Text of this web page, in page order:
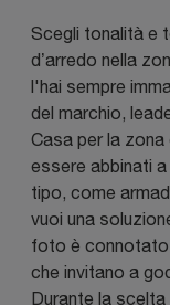
Scegli tonalità e
d’arredo nella
l'hai sempre
del marchio,
Casa per la
essere abbinati
tipo, come
vuoi una
foto è connotato
che invitano a
Durante la